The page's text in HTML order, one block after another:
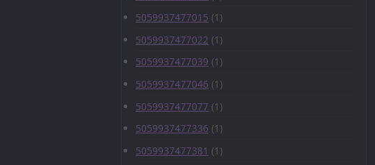
5059937477015 (1)
5059937477022 (1)
5059937477039 (1)
5059937477046 (1)
5059937477077 (1)
5059937477336 (1)
5059937477381 (1)